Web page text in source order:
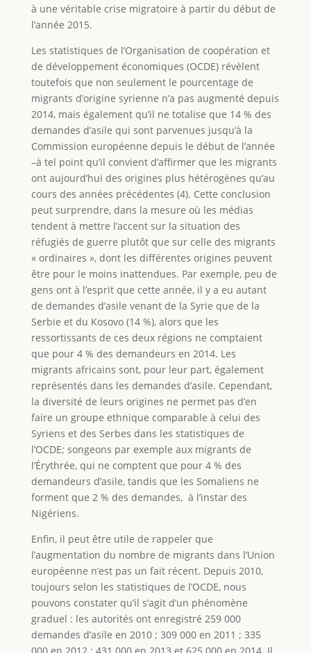
à une véritable crise migratoire à partir du début de
l’année 2015.
Les statistiques de l’Organisation de coopération et
de développement économiques (OCDE) révèlent
toutefois que non seulement le pourcentage de
migrants d’origine syrienne n’a pas augmenté depuis
2014, mais également qu’il ne totalise que 14 % des
demandes d’asile qui sont parvenues jusqu’à la
Commission européenne depuis le début de l’année
–à tel point qu’il convient d’affirmer que les migrants
ont aujourd’hui des origines plus hétérogènes qu’au
cours des années précédentes (4). Cette conclusion
peut surprendre, dans la mesure où les médias
tendent à mettre l’accent sur la situation des
réfugiés de guerre plutôt que sur celle des migrants
« ordinaires », dont les différentes origines peuvent
être pour le moins inattendues. Par exemple, peu de
gens ont à l’esprit que cette année, il y a eu autant
de demandes d’asile venant de la Syrie que de la
Serbie et du Kosovo (14 %), alors que les
ressortissants de ces deux régions ne comptaient
que pour 4 % des demandeurs en 2014. Les
migrants africains sont, pour leur part, également
représentés dans les demandes d’asile. Cependant,
la diversité de leurs origines ne permet pas d’en
faire un groupe ethnique comparable à celui des
Syriens et des Serbes dans les statistiques de
l’OCDE; songeons par exemple aux migrants de
l’Érythrée, qui ne comptent que pour 4 % des
demandeurs d’asile, tandis que les Somaliens ne
forment que 2 % des demandes, à l’instar des
Nigériens.
Enfin, il peut être utile de rappeler que
l’augmentation du nombre de migrants dans l’Union
européenne n’est pas un fait récent. Depuis 2010,
toujours selon les statistiques de l’OCDE, nous
pouvons constater qu’il s’agit d’un phénomène
graduel : les autorités ont enregistré 259 000
demandes d’asile en 2010 ; 309 000 en 2011 ; 335
000 en 2012 ; 431 000 en 2013 et 625 000 en 2014. Il